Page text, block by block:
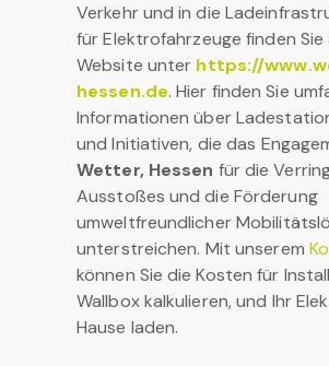
Verkehr und in die
für Elektrofahrzeuge finden
Website unter https://
hessen.de. Hier finden Sie
Informationen über
und Initiativen, die das
Wetter, Hessen für die
Ausstoßes und die Förderung
umweltfreundlicher
unterstreichen. Mit unserem
können Sie die Kosten für
Wallbox kalkulieren, und Ihr
Hause laden.